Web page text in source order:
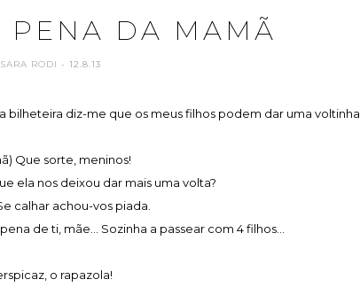
PENA DA MAMÃ
SARA RODI - 12.8.13
bilheteira diz-me que os meus filhos podem dar uma voltinha.
Que sorte, meninos!
ela nos deixou dar mais uma volta?
calhar achou-vos piada.
de ti, mãe... Sozinha a passear com 4 filhos...
o rapazola!